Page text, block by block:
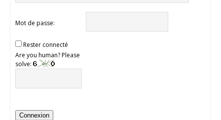
Mot de passe:
Rester connecté
Are you human? Please
solve:
Connexion